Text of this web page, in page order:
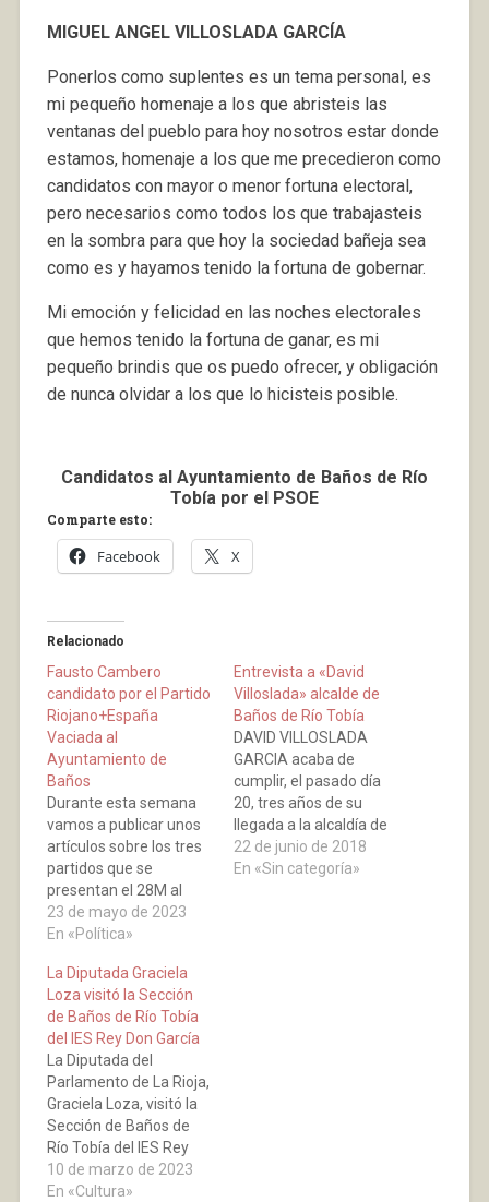
MIGUEL ANGEL VILLOSLADA GARCÍA
Ponerlos como suplentes es un tema personal, es
mi pequeño homenaje a los que abristeis las
ventanas del pueblo para hoy nosotros estar donde
estamos, homenaje a los que me precedieron como
candidatos con mayor o menor fortuna electoral,
pero necesarios como todos los que trabajasteis
en la sombra para que hoy la sociedad bañeja sea
como es y hayamos tenido la fortuna de gobernar.
Mi emoción y felicidad en las noches electorales
que hemos tenido la fortuna de ganar, es mi
pequeño brindis que os puedo ofrecer, y obligación
de nunca olvidar a los que lo hicisteis posible.
Candidatos al Ayuntamiento de Baños de Río
Tobía por el PSOE
Comparte esto:
Facebook X
Relacionado
Fausto Cambero
candidato por el Partido
Riojano+España
Vaciada al
Ayuntamiento de
Baños
Durante esta semana
vamos a publicar unos
artículos sobre los tres
partidos que se
presentan el 28M al
Ayuntamiento de
Baños de Río Tobía. Hoy
Partido Riojano+España
Vaciada y su candidato
Fausto Cambero
Hervías. Hola: Soy
Faus…. Me presento a
estas elecciones con la
Coalición Partido
Riojano+España…
23 de mayo de 2023
En «Política»
Entrevista a «David
Villoslada» alcalde de
Baños de Río Tobía
DAVID VILLOSLADA
GARCIA acaba de
cumplir, el pasado día
20, tres años de su
llegada a la alcaldía de
Baños de Río Tobía y
hemos querido que nos
22 de junio de 2018
En «Sin categoría»
La Diputada Graciela
Loza visitó la Sección
de Baños de Río Tobía
del IES Rey Don García
La Diputada del
Parlamento de La Rioja,
Graciela Loza, visitó la
Sección de Baños de
Río Tobía del IES Rey
Don García. Además de
contar su experiencia,
10 de marzo de 2023
En «Cultura»